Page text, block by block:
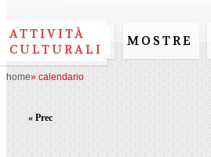
ATTIVITÀ
CULTURALI
MOSTRE
home» calendario
« Prec